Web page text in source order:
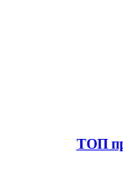
ТОП